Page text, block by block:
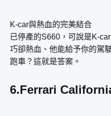
K-car與熱血的完美結合
已停產的S660，可說是K-
巧卻熱血、他能給予你的駕
跑車？這就是答案。
6.Ferrari